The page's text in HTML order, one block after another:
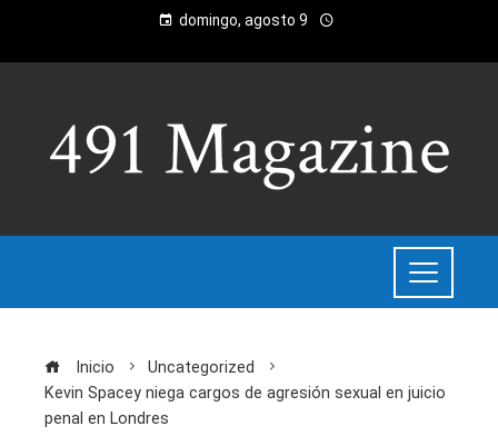
domingo, agosto 9
Inicio
Uncategorized
Kevin Spacey niega cargos de agresión sexual en juicio
penal en Londres